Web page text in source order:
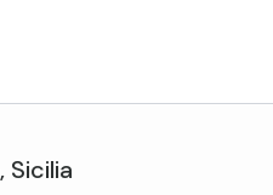
, Sicilia